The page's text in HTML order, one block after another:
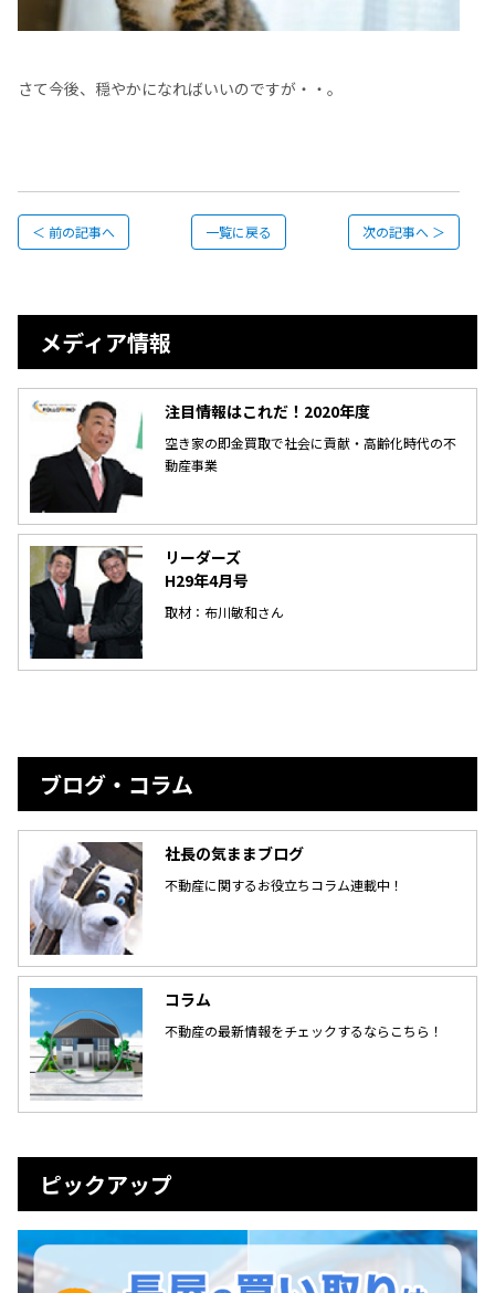
さて今後、穏やかになればいいのですが・・。
＜ 前の記事へ 一覧に戻る 次の記事へ ＞
メディア情報
注目情報はこれだ！2020年度
空き家の即金買取で社会に貢献・高齢化時代の不
動産事業
リーダーズ
H29年4月号
取材：布川敏和さん
ブログ・コラム
社長の気ままブログ
不動産に関するお役立ちコラム連載中！
コラム
不動産の最新情報をチェックするならこちら！
ピックアップ